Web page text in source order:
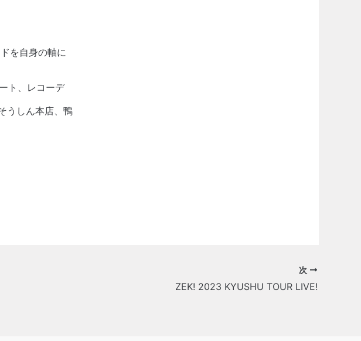
を自身の軸に
ト、レコーデ
うしん本店、鴨
次
ZEK! 2023 KYUSHU TOUR LIVE!